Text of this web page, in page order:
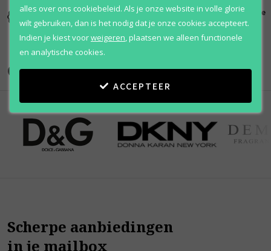
Kortingen
tot wel 70%
Al 12 jaar
voordelig
100% originele
parfums
Onze merken
Scherpe aanbiedingen
in je mailbox
alles over ons cookiebeleid. Als je onze website in volle glorie
wilt gebruiken, dan is het nodig dat je onze cookies accepteert.
Indien je kiest voorweigeren plaatsen we alleen functionele
en analytische cookies.
ACCEPTEER